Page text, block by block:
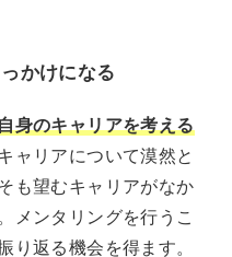
かけになる
身のキャリアを考える
ャリアについて漠然と
も望むキャリアがなか
メンタリングを行うこ
り返る機会を得ます。